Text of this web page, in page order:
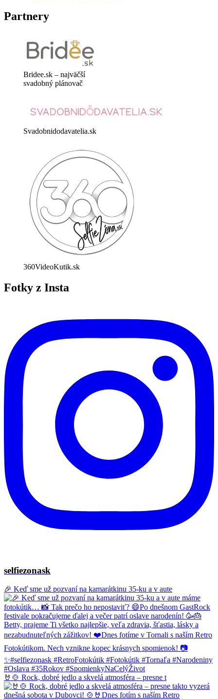
Partnery
Bridee.sk – najväčší
svadobný plánovač
Svadobnidodavatelia.sk
360VideoKutik.sk
Fotky z Insta
selfiezonask
🎉 Keď sme už pozvaní na kamarátkinu 35-ku a v aute
🤘🍲 Rock, dobré jedlo a skvelá atmosféra – presne t